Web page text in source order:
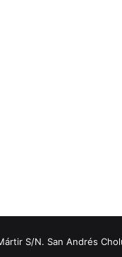
S/N. San Andrés